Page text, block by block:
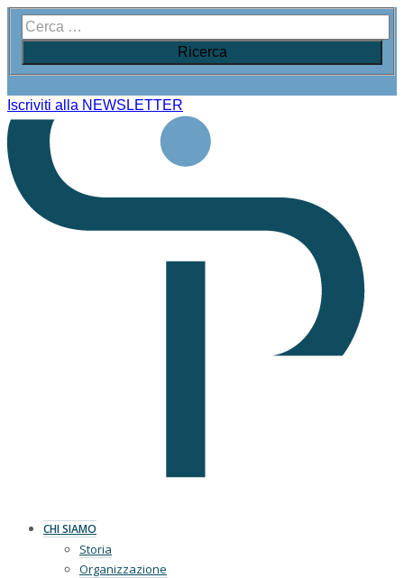
Iscriviti alla NEWSLETTER
CHI SIAMO
Storia
Organizzazione